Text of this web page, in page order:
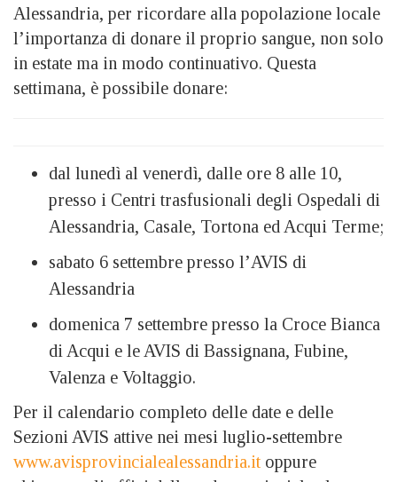
Alessandria, per ricordare alla popolazione locale
l’importanza di donare il proprio sangue, non solo
in estate ma in modo continuativo. Questa
settimana, è possibile donare:
dal lunedì al venerdì, dalle ore 8 alle 10,
presso i Centri trasfusionali degli Ospedali di
Alessandria, Casale, Tortona ed Acqui Terme;
sabato 6 settembre presso l’AVIS di
Alessandria
domenica 7 settembre presso la Croce Bianca
di Acqui e le AVIS di Bassignana, Fubine,
Valenza e Voltaggio.
Per il calendario completo delle date e delle
Sezioni AVIS attive nei mesi luglio-settembre
www.avisprovincialealessandria.it oppure